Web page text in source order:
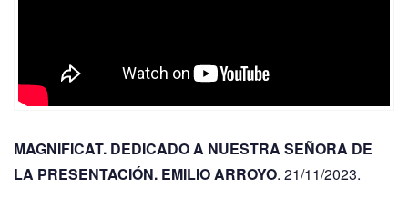
MAGNIFICAT. DEDICADO A NUESTRA SEÑORA DE
LA PRESENTACIÓN. EMILIO ARROYO. 21/11/2023.